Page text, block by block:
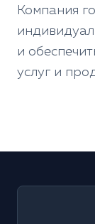
Компания
и
услуг и